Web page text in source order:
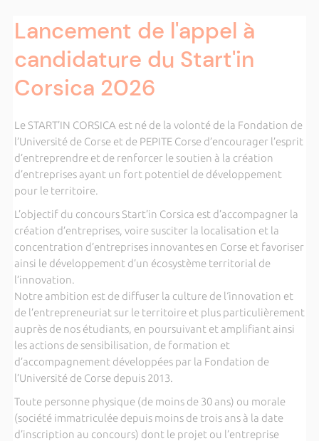
Lancement de l'appel à
candidature du Start'in
Corsica 2026
Le START’IN CORSICA est né de la volonté de la Fondation de
l’Université de Corse et de PEPITE Corse d’encourager l’esprit
d’entreprendre et de renforcer le soutien à la création
d’entreprises ayant un fort potentiel de développement
pour le territoire.
L’objectif du concours Start’in Corsica est d’accompagner la
création d’entreprises, voire susciter la localisation et la
concentration d’entreprises innovantes en Corse et favoriser
ainsi le développement d’un écosystème territorial de
l’innovation.
Notre ambition est de diffuser la culture de l‘innovation et
de l’entrepreneuriat sur le territoire et plus particulièrement
auprès de nos étudiants, en poursuivant et amplifiant ainsi
les actions de sensibilisation, de formation et
d’accompagnement développées par la Fondation de
l’Université de Corse depuis 2013.
Toute personne physique (de moins de 30 ans) ou morale
(société immatriculée depuis moins de trois ans à la date
d’inscription au concours) dont le projet ou l’entreprise